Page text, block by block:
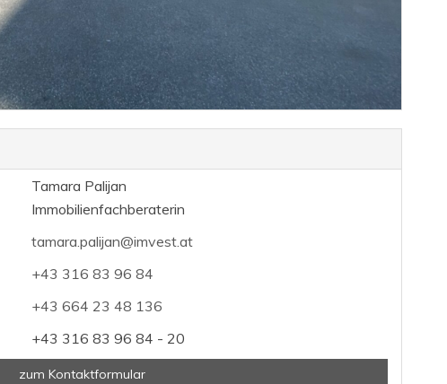
Tamara Palijan
Immobilienfachberaterin
tamara.palijan@imvest.at
+43 316 83 96 84
+43 664 23 48 136
+43 316 83 96 84 - 20
zum Kontaktformular